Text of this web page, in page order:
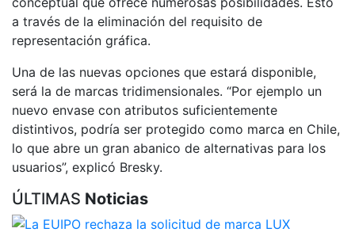
a través de la eliminación del requisito de
representación gráfica.
Una de las nuevas opciones que estará disponible,
será la de marcas tridimensionales. “Por ejemplo un
nuevo envase con atributos suficientemente
distintivos, podría ser protegido como marca en Chile,
lo que abre un gran abanico de alternativas para los
usuarios”, explicó Bresky.
ÚLTIMAS Noticias